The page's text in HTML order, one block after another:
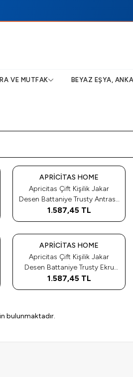
VE MUTFAK BEYAZ EŞYA,
APRICITAS HOME
Apricitas Çift Kişilik Jakar
Desen Battaniye Trusty Antrasit
200X220
1.587,45TL
APRICITAS HOME
Apricitas Çift Kişilik Jakar
Desen Battaniye Trusty Ekru
200X220 968366
1.587,45TL
bulunmaktadır.